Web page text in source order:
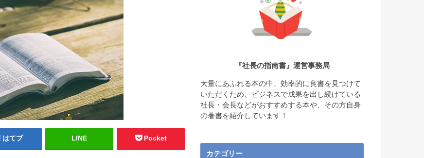
はてブ LINE Pocket
『社長の指南書』運営事務局
大量にあふれる本の中、効率的に良書を見つけて
いただくため、ビジネスで成果を出し続けている
社長・会長などがおすすめする本や、その方自身
の著書を紹介しています！
カテゴリー